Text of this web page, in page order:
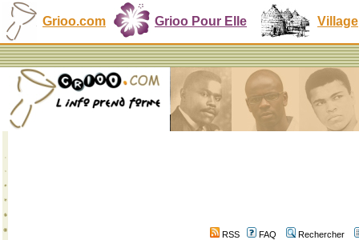
Grioo.com Grioo Pour Elle Village
RSS FAQ
Rechercher